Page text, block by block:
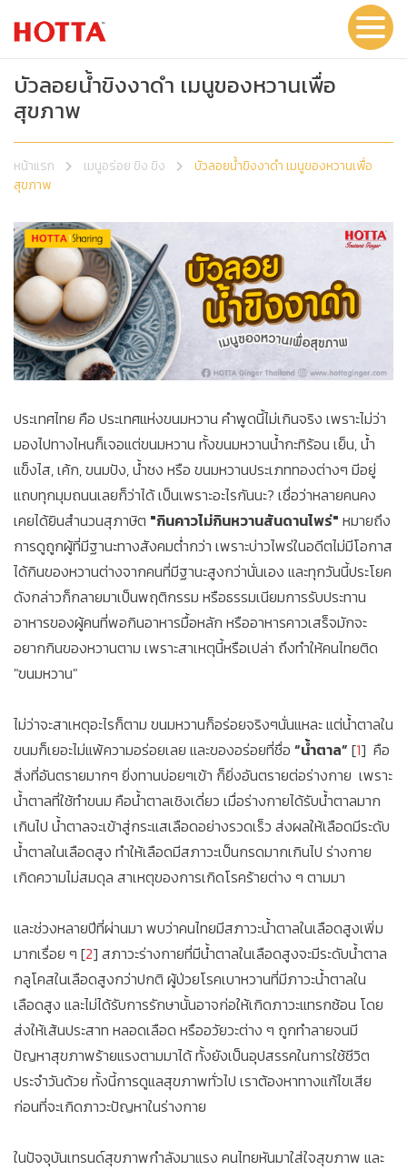
บัวลอยน้ำขิงงาดำ เมนูของหวานเพื่อ
สุขภาพ
หน้าแรก เมนูอร่อย ขิง ขิง
บัวลอยน้ำขิงงาดำ เมนูของหวานเพื่อ
สุขภาพ
ประเทศไทย คือ ประเทศแห่งขนมหวาน คำพูดนี้ไม่เกินจริง เพราะไม่ว่า
มองไปทางไหนก็เจอแต่ขนมหวาน ทั้งขนมหวานน้ำกะทิร้อน เย็น, น้ำ
แข็งไส, เค้ก, ขนมปัง, น้ำชง หรือ ขนมหวานประเภททองต่างๆ มีอยู่
แถบทุกมุมถนนเลยก็ว่าได้ เป็นเพราะอะไรกันนะ? เชื่อว่าหลายคนคง
เคยได้ยินสำนวนสุภาษิต "กินคาวไม่กินหวานสันดานไพร่" หมายถึง
การดูถูกผู้ที่มีฐานะทางสังคมต่ำกว่า เพราะบ่าวไพร่ในอดีตไม่มีโอกาส
ได้กินของหวานต่างจากคนที่มีฐานะสูงกว่านั่นเอง และทุกวันนี้ประโยค
ดังกล่าวก็กลายมาเป็นพฤติกรรม หรือธรรมเนียมการรับประทาน
อาหารของผู้คนที่พอกินอาหารมื้อหลัก หรืออาหารคาวเสร็จมักจะ
อยากกินของหวานตาม เพราะสาเหตุนี้หรือเปล่า ถึงทำให้คนไทยติด
"ขนมหวาน"
ไม่ว่าจะสาเหตุอะไรก็ตาม ขนมหวานก็อร่อยจริงๆนั่นแหละ แต่น้ำตาลใน
ขนมก็เยอะไม่แพ้ความอร่อยเลย และของอร่อยที่ชื่อ “น้ำตาล” [1] คือ
สิ่งที่อันตรายมากๆ ยิ่งทานบ่อยๆเข้า ก็ยิ่งอันตรายต่อร่างกาย เพราะ
น้ำตาลที่ใช้ทำขนม คือน้ำตาลเชิงเดี่ยว เมื่อร่างกายได้รับน้ำตาลมาก
เกินไป น้ำตาลจะเข้าสู่กระแสเลือดอย่างรวดเร็ว ส่งผลให้เลือดมีระดับ
น้ำตาลในเลือดสูง ทำให้เลือดมีสภาวะเป็นกรดมากเกินไป ร่างกาย
เกิดความไม่สมดุล สาเหตุของการเกิดโรคร้ายต่าง ๆ ตามมา
และช่วงหลายปีที่ผ่านมา พบว่าคนไทยมีสภาวะน้ำตาลในเลือดสูงเพิ่ม
มากเรื่อย ๆ [2] สภาวะร่างกายที่มีน้ำตาลในเลือดสูงจะมีระดับน้ำตาล
กลูโคสในเลือดสูงกว่าปกติ ผู้ป่วยโรคเบาหวานที่มีภาวะน้ำตาลใน
เลือดสูง และไม่ได้รับการรักษานั้นอาจก่อให้เกิดภาวะแทรกซ้อน โดย
ส่งให้เส้นประสาท หลอดเลือด หรืออวัยวะต่าง ๆ ถูกทำลายจนมี
ปัญหาสุขภาพร้ายแรงตามมาได้ ทั้งยังเป็นอุปสรรคในการใช้ชีวิต
ประจำวันด้วย ทั้งนี้การดูแลสุขภาพทั่วไป เราต้องหาทางแก้ไขเสีย
ก่อนที่จะเกิดภาวะปัญหาในร่างกาย
ในปัจจุบันเทรนด์สุขภาพกำลังมาแรง คนไทยหันมาใส่ใจสุขภาพ และ